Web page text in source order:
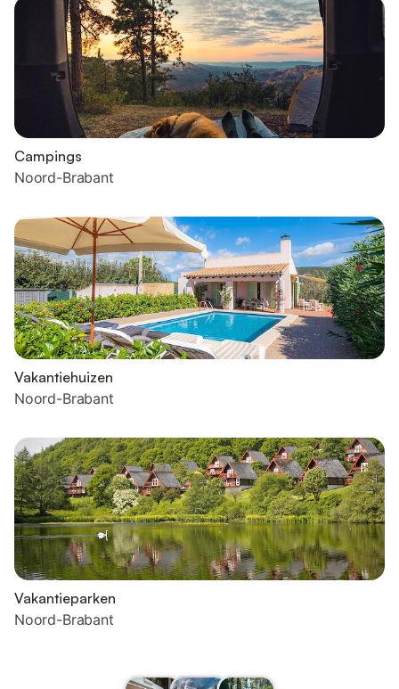
Campings
Noord-Brabant
Vakantiehuizen
Noord-Brabant
Vakantieparken
Noord-Brabant